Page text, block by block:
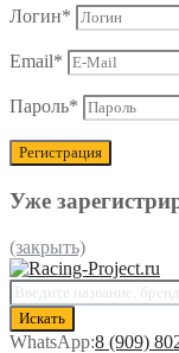
Логин*
Email*
Пароль*
Уже
(закрыть)
Поиск
товаров
Искать
WhatsApp:8 (909)